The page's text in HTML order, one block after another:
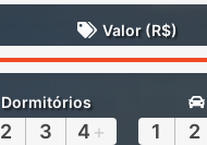
Valor (R$)
Dormitórios
2 3 4 + 1 2